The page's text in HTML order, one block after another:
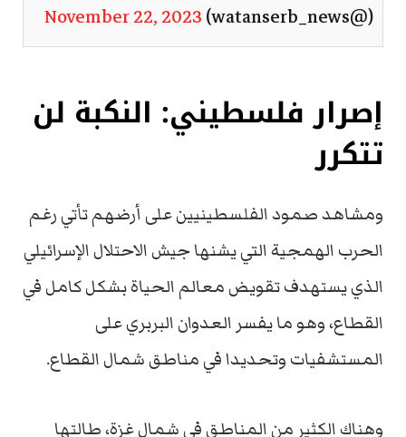
(@watanserb_news)
November 22, 2023
إصرار فلسطيني: النكبة لن
تتكرر
ومشاهد صمود الفلسطينيين على أرضهم تأتي رغم
الحرب الهمجية التي يشنها جيش الاحتلال الإسرائيلي
الذي يستهدف تقويض معالم الحياة بشكل كامل في
القطاع، وهو ما يفسر العدوان البربري على
المستشفيات وتحديدا في مناطق شمال القطاع.
وهناك الكثير من المناطق في شمال غزة، طالتها